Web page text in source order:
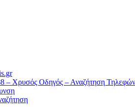
– Χρυσός Οδηγός – Αναζήτηση